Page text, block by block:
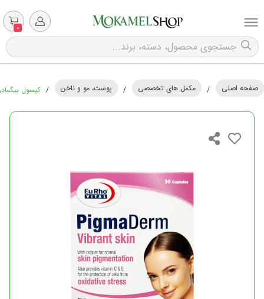
0
صفحه اصلی / مکمل های تخصصی / پوست، مو و ناخن / کپسول پیگمادرم